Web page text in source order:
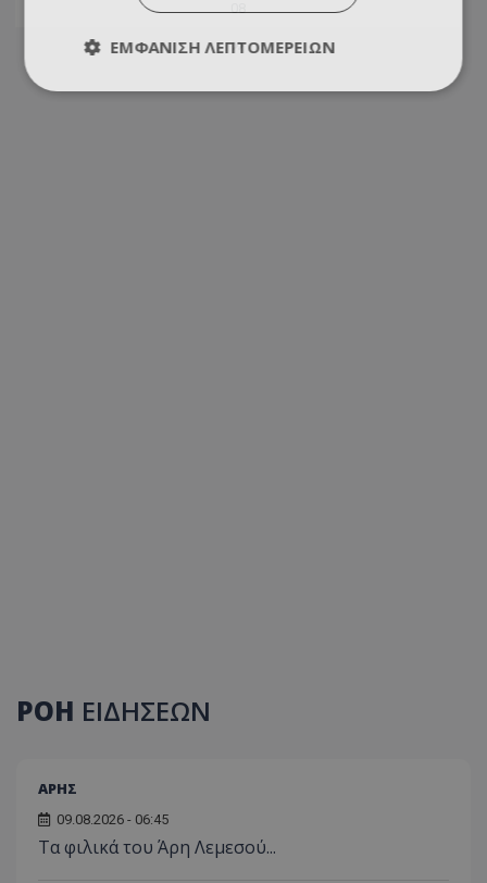
ΡΟΗ ΕΙΔΗΣΕΩΝ
ΑΡΗΣ
09.08.2026 - 06:45
Τα φιλικά του Άρη Λεμεσού...
ΕΜΦΆΝΙΣΗ ΛΕΠΤΟΜΕΡΕΙΏΝ